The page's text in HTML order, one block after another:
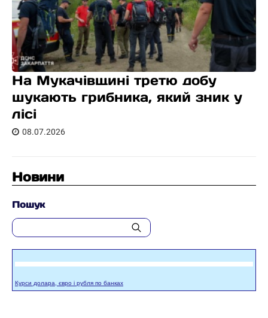
На Мукачівщині третю добу
шукають грибника, який зник у
лісі
08.07.2026
Новини
Пошук
Курси долара, євро і рубля по банках